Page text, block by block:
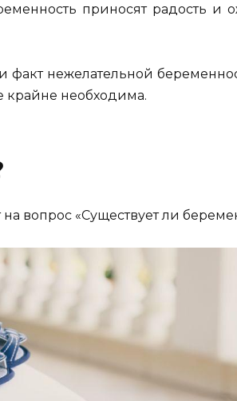
приносят радость и
нежелательной
крайне необходима.
на вопрос «Существует ли